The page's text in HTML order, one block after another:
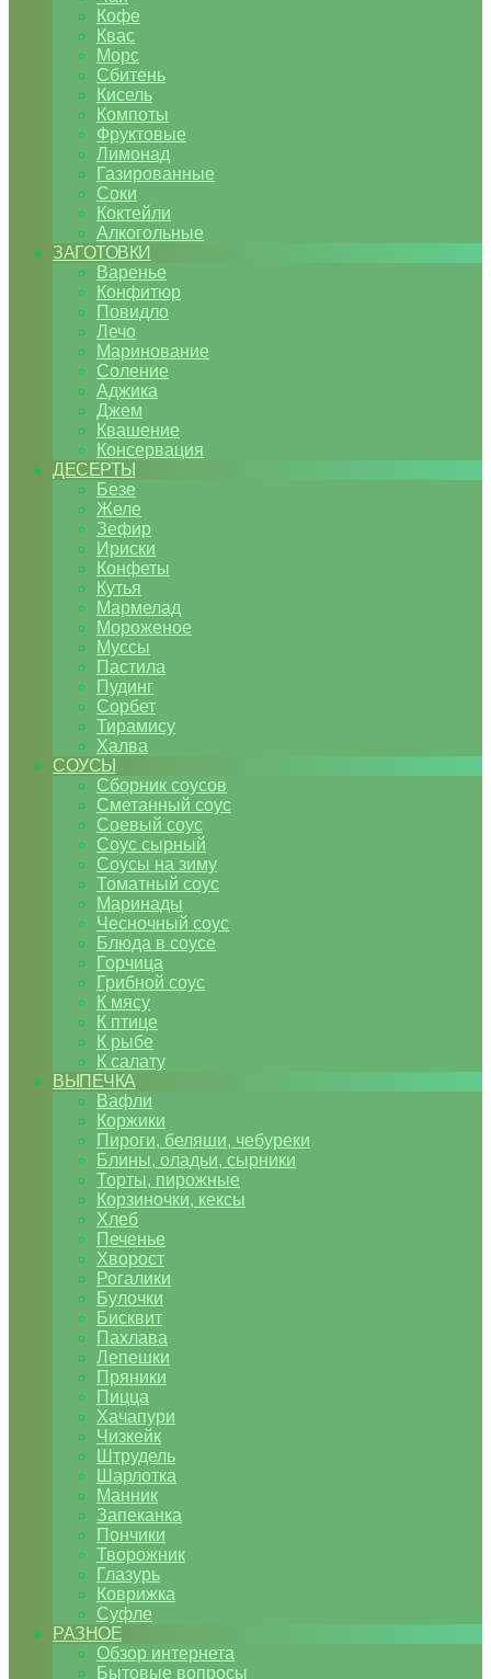
Кофе
Квас
Морс
Сбитень
Кисель
Компоты
Фруктовые
Лимонад
Газированные
Соки
Коктейли
Алкогольные
ЗАГОТОВКИ
Варенье
Конфитюр
Повидло
Лечо
Маринование
Соление
Аджика
Джем
Квашение
Консервация
ДЕСЕРТЫ
Безе
Желе
Зефир
Ириски
Конфеты
Кутья
Мармелад
Мороженое
Муссы
Пастила
Пудинг
Сорбет
Тирамису
Халва
СОУСЫ
Сборник соусов
Сметанный соус
Соевый соус
Соус сырный
Соусы на зиму
Томатный соус
Маринады
Чесночный соус
Блюда в соусе
Горчица
Грибной соус
К мясу
К птице
К рыбе
К салату
ВЫПЕЧКА
Вафли
Коржики
Пироги, беляши, чебуреки
Блины, оладьи, сырники
Торты, пирожные
Корзиночки, кексы
Хлеб
Печенье
Хворост
Рогалики
Булочки
Бисквит
Пахлава
Лепешки
Пряники
Пицца
Хачапури
Чизкейк
Штрудель
Шарлотка
Манник
Запеканка
Пончики
Творожник
Глазурь
Коврижка
Суфле
РАЗНОЕ
Обзор интернета
Бытовые вопросы